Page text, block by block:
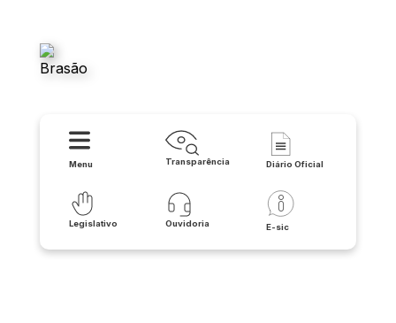
Menu Transparência Diário Oficial
Legislativo Ouvidoria E-sic